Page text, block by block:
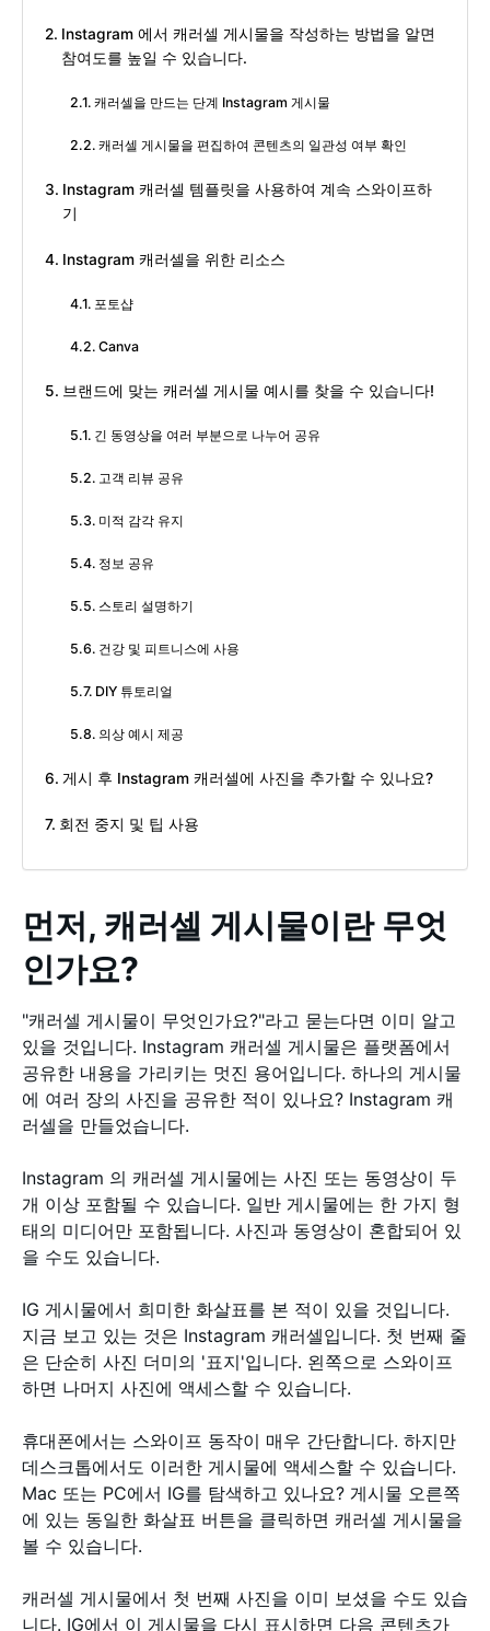
Instagram 에서 캐러셀 게시물을 작성하는 방법을 알면
참여도를 높일 수 있습니다.
캐러셀을 만드는 단계 Instagram 게시물
캐러셀 게시물을 편집하여 콘텐츠의 일관성 여부 확인
Instagram 캐러셀 템플릿을 사용하여 계속 스와이프하
기
Instagram 캐러셀을 위한 리소스
포토샵
Canva
브랜드에 맞는 캐러셀 게시물 예시를 찾을 수 있습니다!
긴 동영상을 여러 부분으로 나누어 공유
고객 리뷰 공유
미적 감각 유지
정보 공유
스토리 설명하기
건강 및 피트니스에 사용
DIY 튜토리얼
의상 예시 제공
게시 후 Instagram 캐러셀에 사진을 추가할 수 있나요?
회전 중지 및 팁 사용
먼저, 캐러셀 게시물이란 무엇
인가요?
"캐러셀 게시물이 무엇인가요?"라고 묻는다면 이미 알고
있을 것입니다. Instagram 캐러셀 게시물은 플랫폼에서
공유한 내용을 가리키는 멋진 용어입니다. 하나의 게시물
에 여러 장의 사진을 공유한 적이 있나요? Instagram 캐
러셀을 만들었습니다.
Instagram 의 캐러셀 게시물에는 사진 또는 동영상이 두
개 이상 포함될 수 있습니다. 일반 게시물에는 한 가지 형
태의 미디어만 포함됩니다. 사진과 동영상이 혼합되어 있
을 수도 있습니다.
IG 게시물에서 희미한 화살표를 본 적이 있을 것입니다.
지금 보고 있는 것은 Instagram 캐러셀입니다. 첫 번째 줄
은 단순히 사진 더미의 '표지'입니다. 왼쪽으로 스와이프
하면 나머지 사진에 액세스할 수 있습니다.
휴대폰에서는 스와이프 동작이 매우 간단합니다. 하지만
데스크톱에서도 이러한 게시물에 액세스할 수 있습니다.
Mac 또는 PC에서 IG를 탐색하고 있나요? 게시물 오른쪽
에 있는 동일한 화살표 버튼을 클릭하면 캐러셀 게시물을
볼 수 있습니다.
캐러셀 게시물에서 첫 번째 사진을 이미 보셨을 수도 있습
니다. IG에서 이 게시물을 다시 표시하면 다음 콘텐츠가